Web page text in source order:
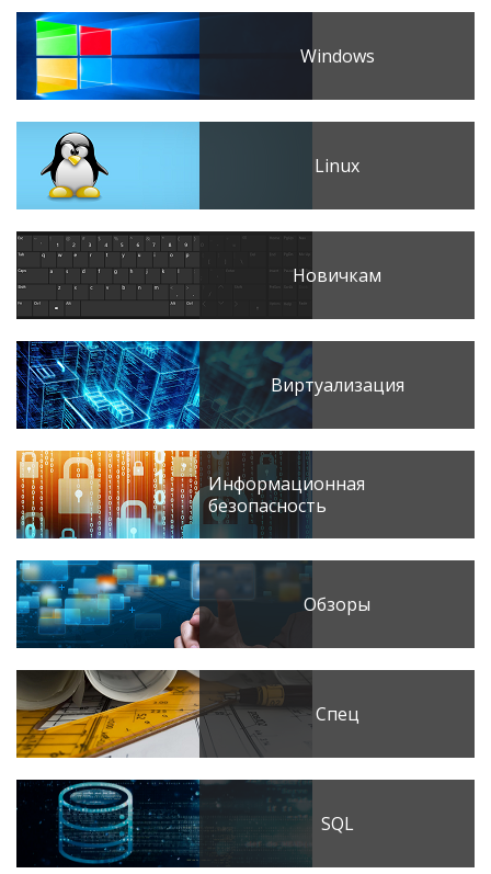
Windows
Linux
Новичкам
Виртуализация
Информационная
безопасность
Обзоры
Спец
SQL